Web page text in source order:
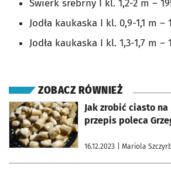
Świerk srebrny I kl. 1,2-2 m –
Jodła kaukaska I kl. 0,9-1,1 m –
Jodła kaukaska I kl. 1,3-1,7 m –
ZOBACZ RÓWNIEŻ
Jak zrobić ciasto
przepis poleca
16.12.2023 | Mariola
otworzy się w nowej karcie